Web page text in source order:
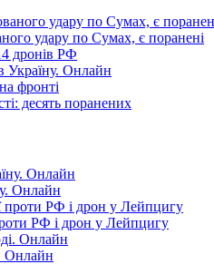
удару по Сумах, є поранені
дронів РФ
Україну. Онлайн
фронті
десять поранених
Онлайн
РФ і дрон у Лейпцигу
Онлайн